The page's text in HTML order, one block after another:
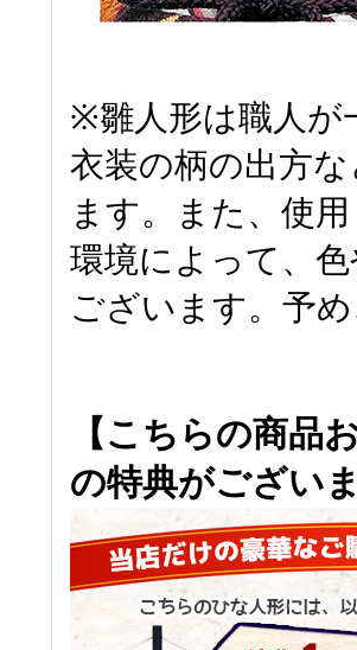
※雛人形は職人が
衣装の柄の出方
ます。また、使
環境によって、
ございます。予
【こちらの商品
の特典がござい